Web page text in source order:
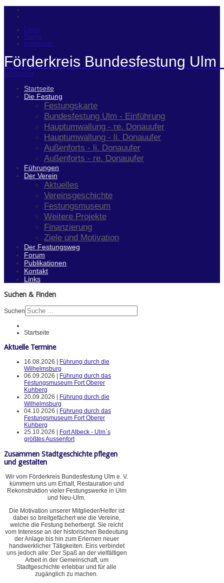
Login
Suche
Impressum
Förderkreis Bundesfestung Ulm
Navigation
Startseite
Die Festung
Festungskarte
Bundesfestung Ulm - Einführung
Hauptumwallung - re. Donauufer
Hauptumwallung - li. Donauufer
Außenforts - li. Donauufer
Außenforts - re. Donauufer
Führungen
Der Verein
Aktuelles
Vereinsgeschichte
Festungsmuseum
Weitere Projekte
Finanzierung
Ziele und Motivation
Der Festungsweg
Forum
Publikationen
Kontakt
Links
Suchen & Finden
Suchen
Startseite
Aktuelle Termine
16.08.2026 |
Führung durch die
Wilhelmsburg
06.09.2026 |
Führung durch das
Festungsmuseum Fort Oberer
Kuhberg
20.09.2026 |
Führung durch die
Wilhelmsburg
04.10.2026 |
Führung durch das
Festungsmuseum Fort Oberer
Kuhberg
25.10.2026 |
Fort Albeck - Ulm`s
größtes Aussenfort
Zusammen Stadtgeschichte pflegen
und gestalten
Wir vom Förderkreis Bundesfestung Ulm e. V.
kümmern uns um Erhalt, Restauration und
Rekonstruktion vieler Festungswerke in Ulm
und Neu-Ulm.
Die Motivation unserer Mitglieder/Helfer ist
dabei so breitgefächert wie die Vereine,
welche die Festung beherbergt. Sie reicht
vom Interesse an der historischen Bedeutung
der Anlage bis hin zum Erlernen neuer
handwerklicher Tätigkeiten. Eins verbindet
uns jedoch alle: Der Spaß an der vielfältigen
Arbeit in der Gemeinschaft, um
Stadtgeschichte erlebbar und für alle
zugänglich zu machen.